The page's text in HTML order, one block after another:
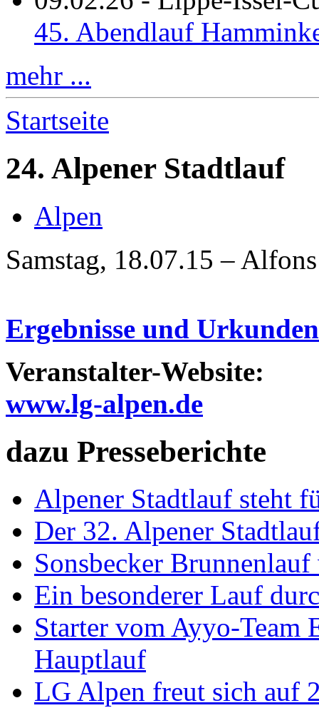
45. Abendlauf
mehr ...
Startseite
24. Alpener Stadtlauf
Alpen
Samstag, 18.07.15 –
Ergebnisse und
Veranstalter-Website:
www.lg-alpen.de
dazu Presseberichte
Alpener Stadtlauf steht
Der 32. Alpener
Sonsbecker
Ein besonderer Lauf
Starter vom Ayyo-Team
Hauptlauf
LG Alpen freut sich auf